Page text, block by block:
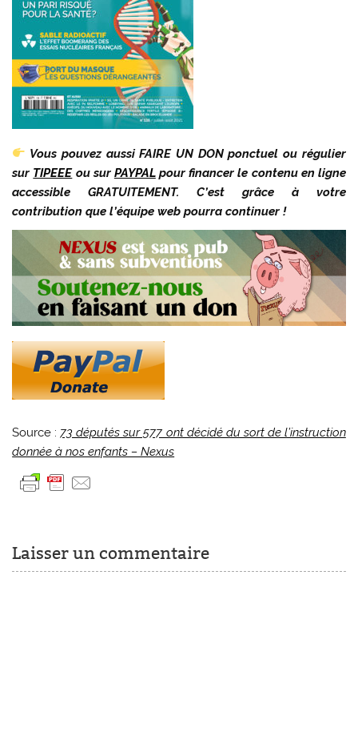
Vous pouvez aussi FAIRE UN DON ponctuel ou régulier
sur TIPEEEou sur PAYPALpour financer le contenu en ligne
accessible GRATUITEMENT. C’est grâce à votre
contribution que l’équipe web pourra continuer !
Source : 73 députés sur 577 ont décidé du sort de l’instruction
donnée à nos enfants – Nexus
Laisser un commentaire